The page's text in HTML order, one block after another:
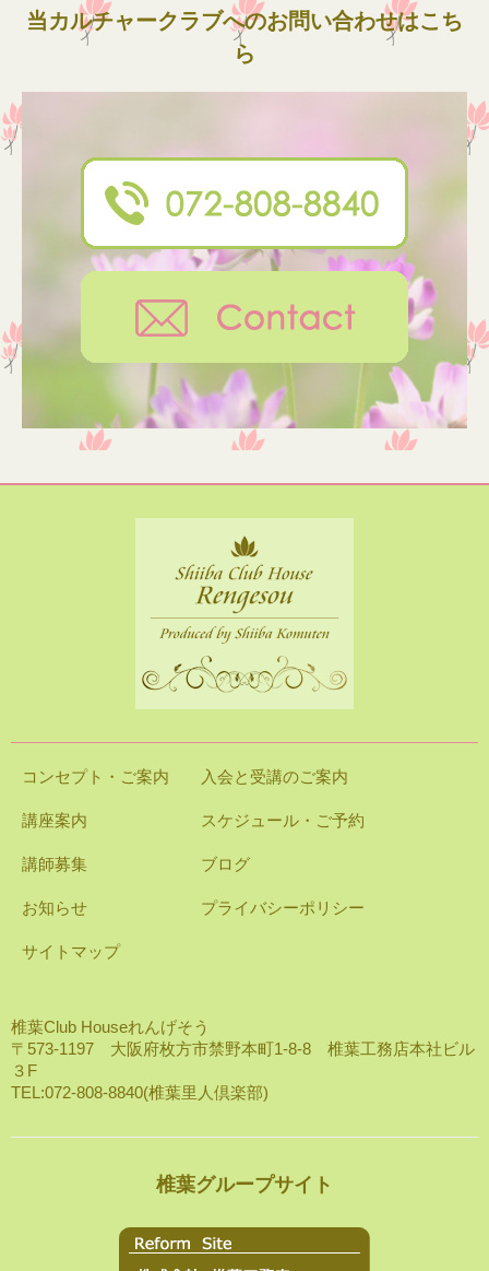
当カルチャークラブへのお問い合わせはこち
ら
コンセプト・ご案内 入会と受講のご案内
講座案内 スケジュール・ご予約
講師募集 ブログ
お知らせ プライバシーポリシー
サイトマップ
椎葉Club Houseれんげそう
〒573-1197 大阪府枚方市禁野本町1-8-8 椎葉工務店本社ビル
３F
TEL:072-808-8840(椎葉里人倶楽部)
椎葉グループサイト